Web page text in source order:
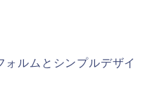
ルムとシンプルデザイ